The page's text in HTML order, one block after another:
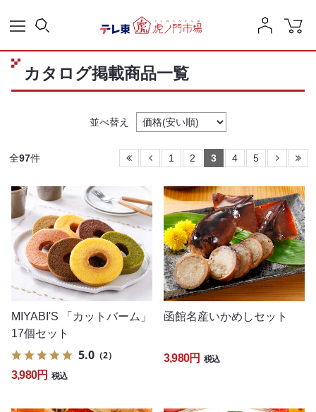
カタログ掲載商品一覧
並べ替え
全97件 1 2 3 4 5
MIYABI'S 「カットバーム」
17個セット
5.0 （2）
3,980円 税込
函館名産いかめしセット
3,980円 税込